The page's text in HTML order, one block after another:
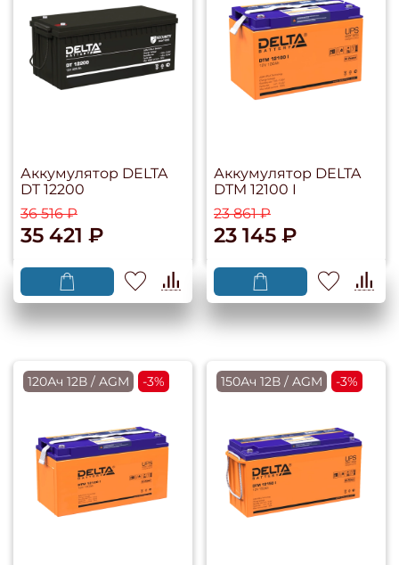
Аккумулятор DELTA
DT 12200
36 516 ₽
35 421 ₽
Аккумулятор DELTA
DTM 12100 I
23 861 ₽
23 145 ₽
120Ач 12В / AGM -3% 150Ач 12В / AGM -3%